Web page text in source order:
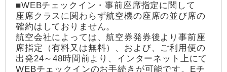
■WEBチェックイン・事前座席指定に関して
座席クラスに関わらず航空機の座席の並び席の
確約はしておりません。
航空会社によっては、航空券発券後より事前座
席指定（有料又は無料）、および、ご利用便の
出発24～48時間前より、インターネット上にて
WEBチェックインのお手続きが可能です。Eチ